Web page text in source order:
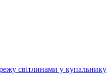
світлинами у купальнику